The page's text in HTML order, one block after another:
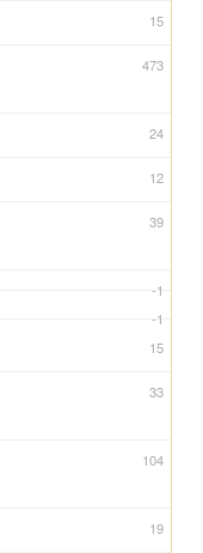
15
473
24
12
39
-1
-1
15
33
104
19